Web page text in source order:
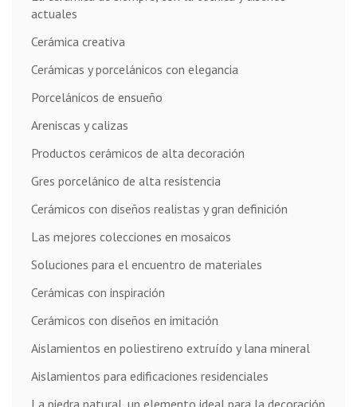
actuales
Cerámica creativa
Cerámicas y porcelánicos con elegancia
Porcelánicos de ensueño
Areniscas y calizas
Productos cerámicos de alta decoración
Gres porcelánico de alta resistencia
Cerámicos con diseños realistas y gran definición
Las mejores colecciones en mosaicos
Soluciones para el encuentro de materiales
Cerámicas con inspiración
Cerámicos con diseños en imitación
Aislamientos en poliestireno extruído y lana mineral
Aislamientos para edificaciones residenciales